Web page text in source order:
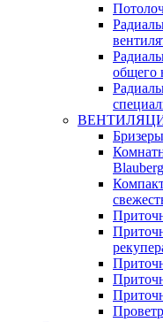
общего
Blauberg